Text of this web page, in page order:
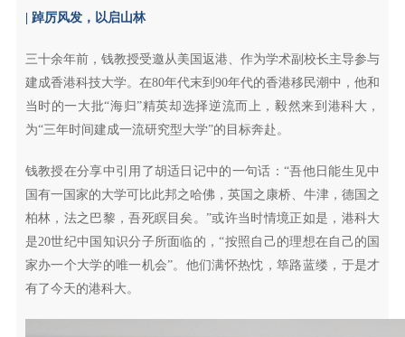
| 踔厉风发，以启山林
三十余年前，钱教授受邀从美国返港、作为学术副校长主导参与
建成香港科技大学。在80年代末到90年代的香港移民潮中，他和
当时的一大批“海归”精英却选择逆流而上，毅然来到港科大，
为“三年时间建成一流研究型大学”的目标奔赴。
钱教授在分享中引用了胡适日记中的一句话：“吾他日能生见中
国有一国家的大学可比此邦之哈佛，英国之康桥、牛津，德国之
柏林，法之巴黎，吾死瞑目矣。”或许当时情境正如是，港科大
是20世纪中国知识分子所面临的，“按照自己的理想在自己的国
家办一个大学的唯一机会”。他们满怀热忱，筚路蓝缕，于是才
有了今天的港科大。